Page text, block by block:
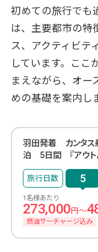
初めての旅行でも
は、主要都市の特
ス、アクティビテ
しています。ここ
まえながら、オー
めの基礎を案内し
羽田発着 カンタス
泊 5日間 『アウトバ
5
1名様あたり
273,000 円～
燃油サーチャージ込み